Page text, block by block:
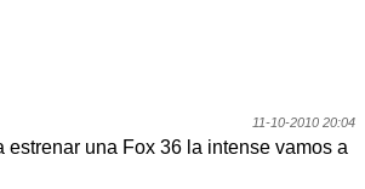
11-10-2010 20:04
estrenar una Fox 36 la intense vamos a